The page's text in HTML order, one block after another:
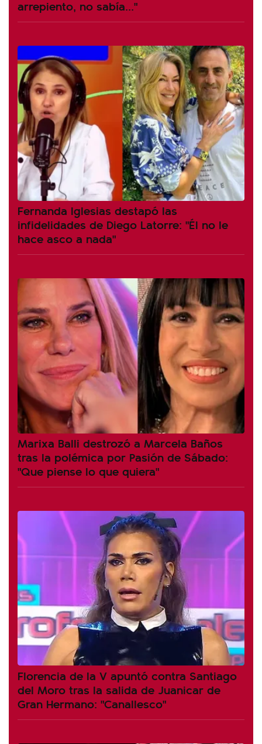
arrepiento, no sabía..."
Fernanda Iglesias destapó las
infidelidades de Diego Latorre: "Él no le
hace asco a nada"
Marixa Balli destrozó a Marcela Baños
tras la polémica por Pasión de Sábado:
"Que piense lo que quiera"
Florencia de la V apuntó contra Santiago
del Moro tras la salida de Juanicar de
Gran Hermano: "Canallesco"